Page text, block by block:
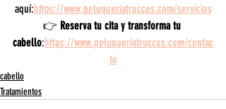
aquí:https://www.peluqueriatruccos.com/servicios
👉 Reserva tu cita y transforma tu
cabello:https://www.peluqueriatruccos.com/contac
to
cabello
Tratamientos